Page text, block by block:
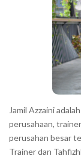
Jamil Azzaini
perusahaan,
perusahan besar
Trainer dan